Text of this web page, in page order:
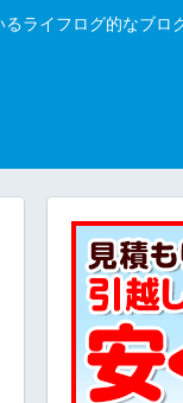
ライフログ的なブログ